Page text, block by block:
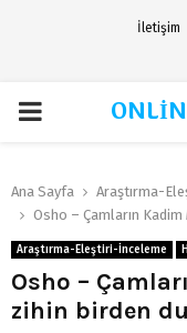
İletişim
PRIMARY
Ana Sayfa
Araştırma-
Osho – Çamların
Araştırma-Eleştiri-İnceleme
Osho –
zihin birden